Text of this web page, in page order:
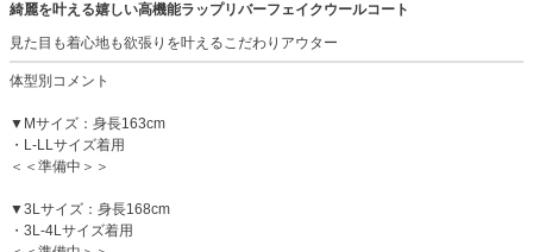
綺麗を叶える嬉しい高機能ラップリバーフェイクウールコート
見た目も着心地も欲張りを叶えるこだわりアウター
体型別コメント
▼Mサイズ：身長163cm
・L-LLサイズ着用
＜＜準備中＞＞
▼3Lサイズ：身長168cm
・3L-4Lサイズ着用